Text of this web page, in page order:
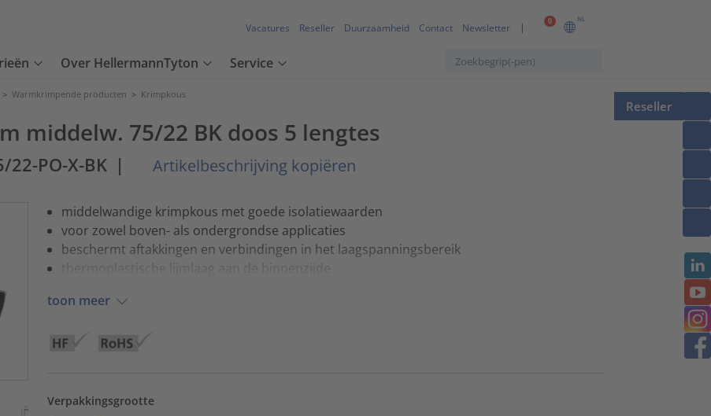
0 NL
Vacatures Reseller Duurzaamheid Contact Newsletter
Over HellermannTyton Service
Reseller
> Warmkrimpende producten > Krimpkous
middelw. 75/22 BK doos 5 lengtes
22-PO-X-BK | Artikelbeschrijving kopiëren
middelwandige krimpkous met goede isolatiewaarden
voor zowel boven- als ondergrondse applicaties
beschermt aftakkingen en verbindingen in het laagspanningsbereik
thermoplastische lijmlaag aan de binnenzijde
toon meer
Verpakkingsgrootte